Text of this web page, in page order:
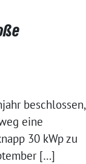
beschlossen,
eine
30 kWp zu
[…]